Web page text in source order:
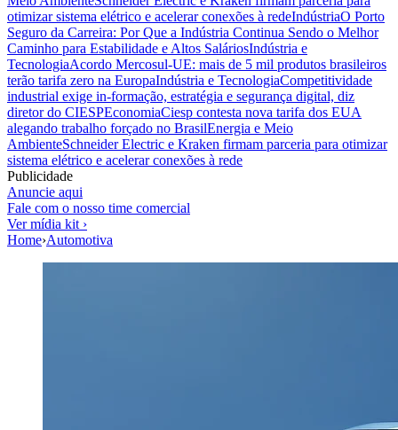
otimizar sistema elétrico e acelerar conexões à redeIndústriaO Porto
Seguro da Carreira: Por Que a Indústria Continua Sendo o Melhor
Caminho para Estabilidade e Altos SaláriosIndústria e
TecnologiaAcordo Mercosul-UE: mais de 5 mil produtos brasileiros
terão tarifa zero na EuropaIndústria e TecnologiaCompetitividade
industrial exige in-formação, estratégia e segurança digital, diz
diretor do CIESPEconomiaCiesp contesta nova tarifa dos EUA
alegando trabalho forçado no BrasilEnergia e Meio
AmbienteSchneider Electric e Kraken firmam parceria para otimizar
sistema elétrico e acelerar conexões à rede
Publicidade
Anuncie aqui
Fale com o nosso time comercial
Ver mídia kit ›
Home›Automotiva